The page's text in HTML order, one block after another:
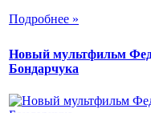
Подробнее »
Новый мультфильм
Бондарчука